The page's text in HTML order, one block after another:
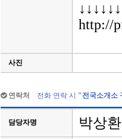
http://
사진
연락처 전화 연락 시 "전국소개소
담당자명 박상환